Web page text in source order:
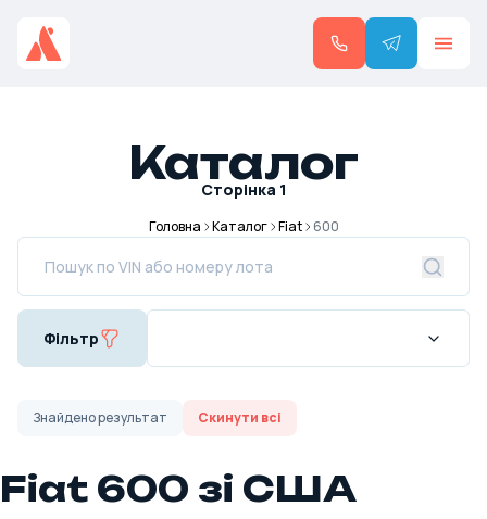
Каталог
Сторінка 1
Головна Каталог Fiat 600
Фільтр
Знайденорезультат Скинути всі
Fiat 600 зі США